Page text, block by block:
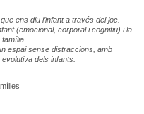
ens diu l’infant a través del joc.
(emocional, corporal i cognitiu) i la
espai sense distraccions, amb
dels infants.